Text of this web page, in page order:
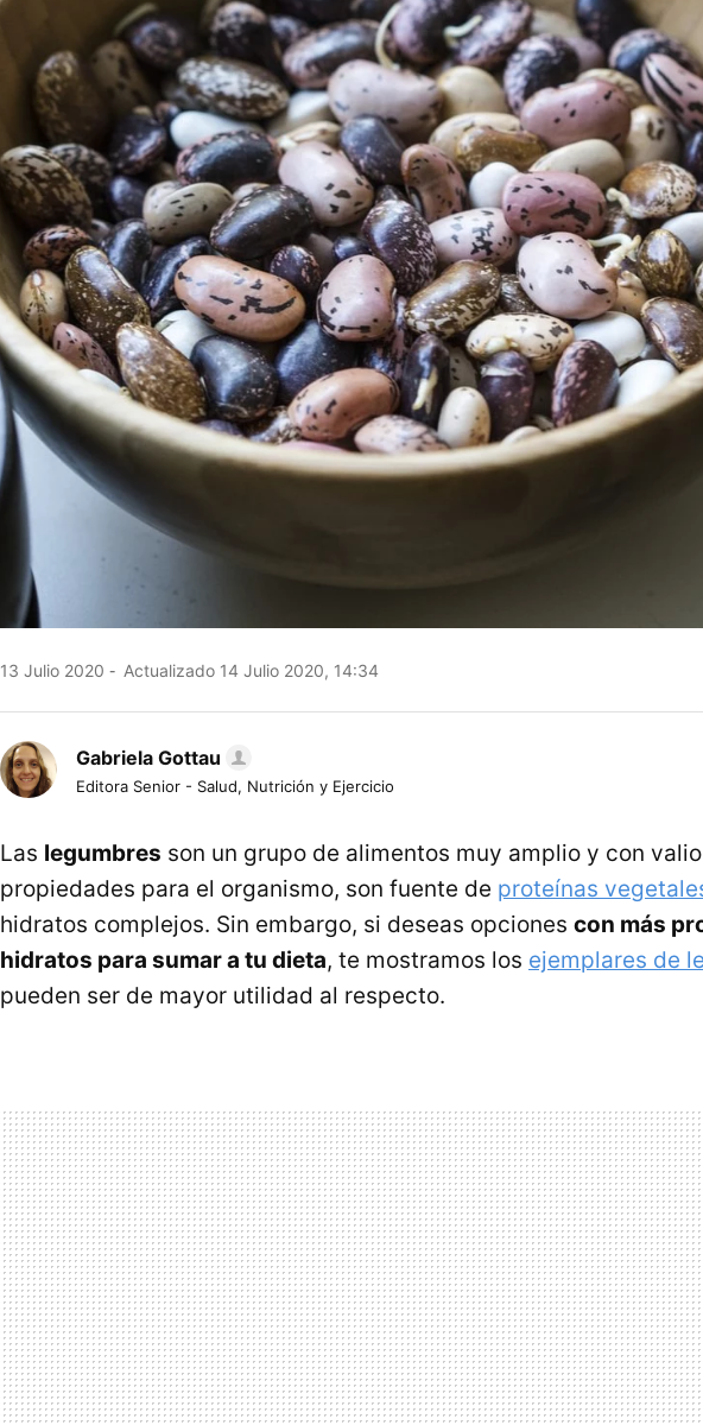
13 Julio 2020 Actualizado 14 Julio 2020, 14:34
Gabriela Gottau
Editora Senior - Salud, Nutrición y Ejercicio
Las legumbres son un grupo de alimentos muy amplio y con
propiedades para el organismo, son fuente de proteínas
hidratos complejos. Sin embargo, si deseas opciones con más
hidratos para sumar a tu dieta, te mostramos los ejemplares de
pueden ser de mayor utilidad al respecto.